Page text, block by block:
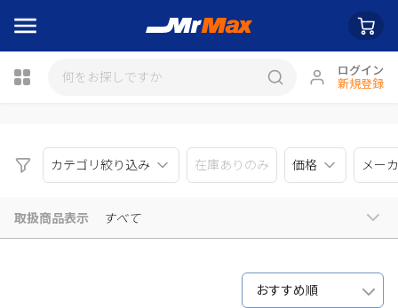
ログイン
新規登録
カテゴリ絞り込み 在庫ありのみ 価格 メー
取扱商品表示 すべて
おすすめ順